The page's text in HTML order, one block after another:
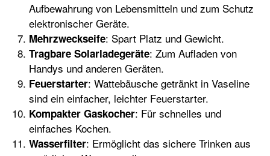
Aufbewahrung von Lebensmitteln und zum Schutz
elektronischer Geräte.
Mehrzweckseife: Spart Platz und Gewicht.
Tragbare Solarladegeräte: Zum Aufladen von
Handys und anderen Geräten.
Feuerstarter: Wattebäusche getränkt in Vaseline
sind ein einfacher, leichter Feuerstarter.
Kompakter Gaskocher: Für schnelles und
einfaches Kochen.
Wasserfilter: Ermöglicht das sichere Trinken aus